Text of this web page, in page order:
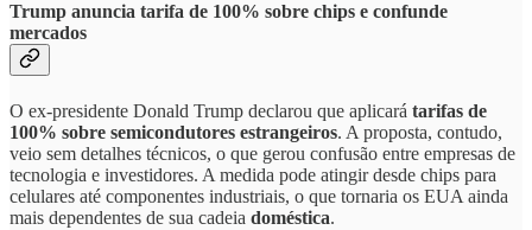
Trump anuncia tarifa de 100% sobre chips e confunde
mercados
O ex-presidente Donald Trump declarou que aplicará tarifas de
100% sobre semicondutores estrangeiros. A proposta, contudo,
veio sem detalhes técnicos, o que gerou confusão entre empresas de
tecnologia e investidores. A medida pode atingir desde chips para
celulares até componentes industriais, o que tornaria os EUA ainda
mais dependentes de sua cadeia doméstica.